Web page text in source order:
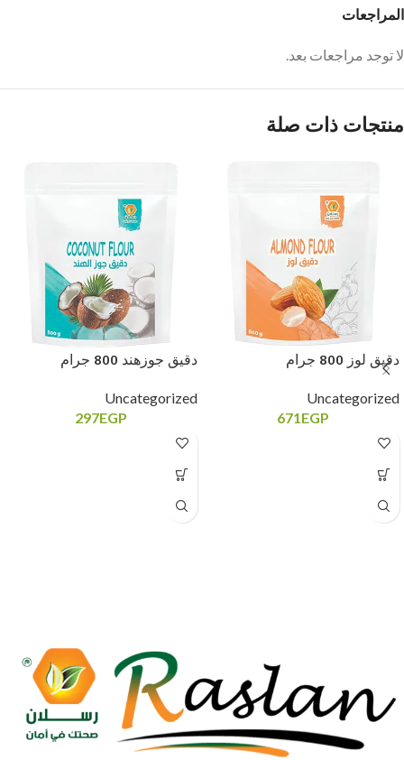
المراجعات
لا توجد مراجعات بعد.
منتجات ذات صلة
دقيق لوز 800 جرام
Uncategorized
671 EGP
دقيق جوزهند 800 جرام
Uncategorized
297EGP